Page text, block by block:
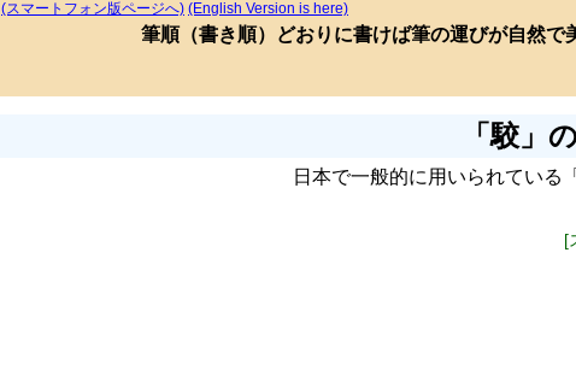
(スマートフォン版ページへ) (English Version is here)
筆順（書き順）どおりに書けば筆の運びが自然で
「駮」
日本で一般的に用いられている
[